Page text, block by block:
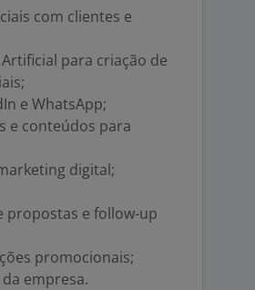
com clientes e
para criação de
e WhatsApp;
e conteúdos para
digital;
propostas e follow-up
promocionais;
empresa.